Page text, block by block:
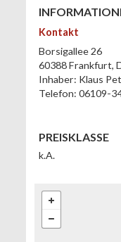
Kontakt
Borsigallee 26
60388Frankfurt,
Inhaber: Klaus
Telefon: 06109-
PREISKLASSE
k.A.